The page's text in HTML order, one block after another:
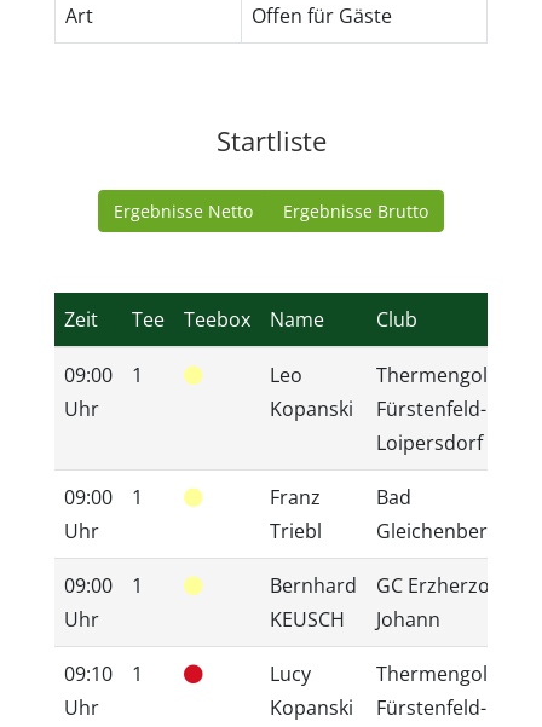
Art Offen für Gäste
Startliste
Ergebnisse Netto Ergebnisse Brutto
Zeit Tee Teebox Name Club
09:00
Uhr
1
Leo
Kopanski
Thermengolfclub
Fürstenfeld-
Loipersdorf
09:00
Uhr
1
Franz
Triebl
Bad
Gleichenberg
09:00
Uhr
1
Bernhard
KEUSCH
GC Erzherzog
Johann
09:10
Uhr
1
Lucy
Kopanski
Thermengolfclub
Fürstenfeld-